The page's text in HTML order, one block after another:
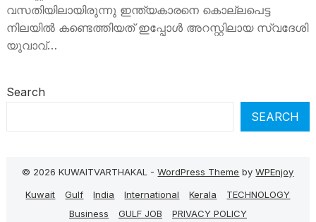
വസതിയിലായിരുന്നു ഇന്ത്യകാരനെ കൊല്ലപെട്ട
നിലയിൽ കണ്ടെത്തിയത് ഇപ്പോൾ അറസ്റ്റിലായ സ്വദേശി
യുവാവ്…
Search
SEARCH
© 2026 KUWAITVARTHAKAL -WordPress Theme byWPEnjoy
Kuwait
Gulf India International Kerala
TECHNOLOGY
Business
GULF JOB PRIVACY POLICY